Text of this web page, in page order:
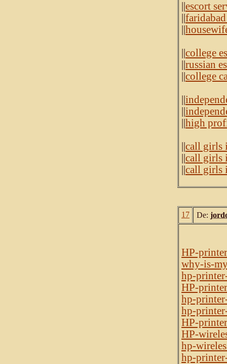
escort
college
russian
college
high
call girls
call girls
call girls
17 De:
HP-
why-is-
hp-
HP-
hp-
hp-
HP-
HP-
hp-
hp-